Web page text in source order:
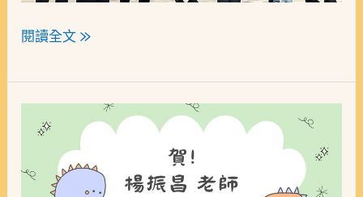
閱讀全文 »
所